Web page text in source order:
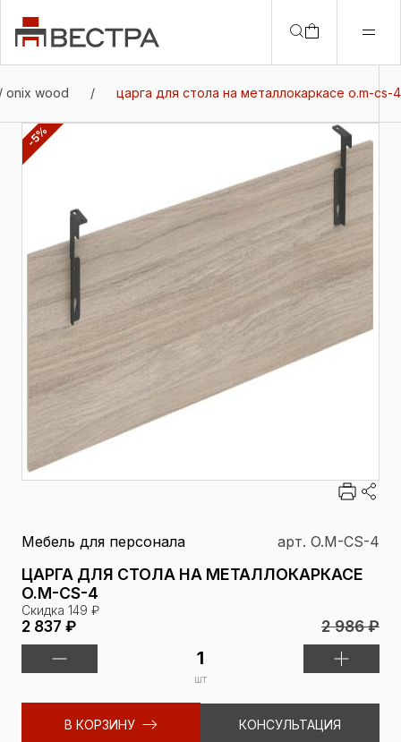
onix wood / царга для стола на металлокаркасе o.m-cs-4
Мебель для персонала арт. O.M-CS-4
ЦАРГА ДЛЯ СТОЛА НА МЕТАЛЛОКАРКАСЕ
O.M-CS-4
2 837 ₽ 2 986 ₽
Скидка 149 ₽
шт
В КОРЗИНУ КОНСУЛЬТАЦИЯ
-5%